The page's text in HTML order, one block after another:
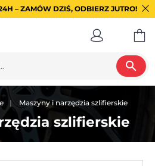
– ZAMÓW DZIŚ, ODBIERZ JUTRO!
search
Maszyny i narzędzia szlifierskie
szlifierskie